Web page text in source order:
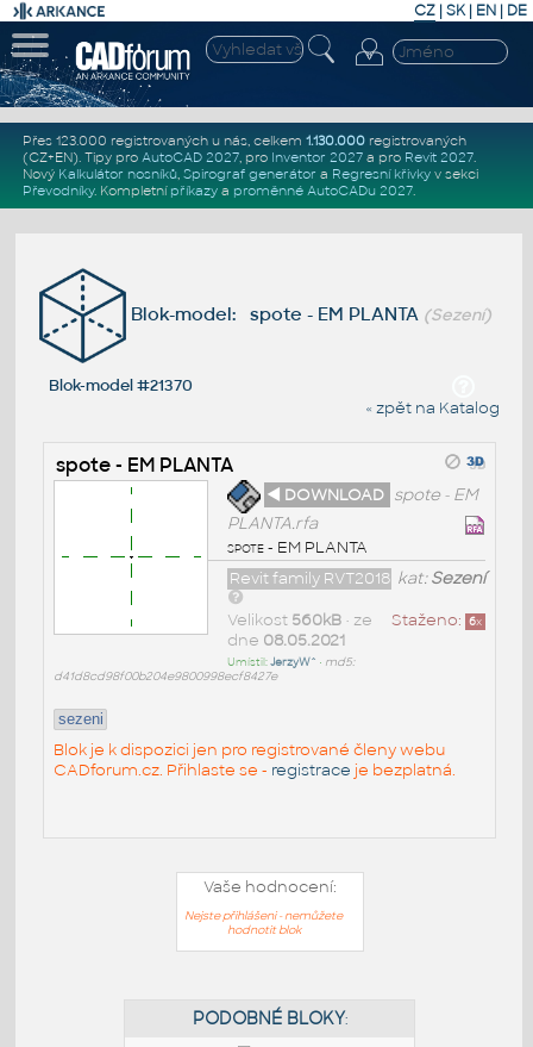
CZ | SK| EN | DE
Přes 123.000 registrovaných u nás, celkem 1.130.000registrovaných
(CZ+EN). Tipy pro AutoCAD 2027, pro Inventor 2027a pro Revit 2027.
Nový Kalkulátor nosníků, Spirograf generátor a Regresní křivkyv sekci
Převodníky. Kompletní příkazya proměnné AutoCADu 2027.
Blok-model: spote - EM PLANTA (Sezení)
Blok-model #21370
« zpět na Katalog
spote - EM PLANTA
◄ DOWNLOAD spote - EM
PLANTA.rfa
spote - EM PLANTA
kat:Sezení
Revit family RVT2018
Staženo: 6x
Velikost 560kB• ze
dne 08.05.2021
Umístil:JerzyW^ • md5:
d41d8cd98f00b204e9800998ecf8427e
sezeni
Blok je k dispozici jen pro registrované členy webu
CADforum.cz. Přihlaste se - registrace je bezplatná.
Vaše hodnocení:
Nejste přihlášeni - nemůžete
hodnotit blok